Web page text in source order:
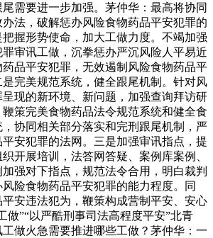
需要进一步加强。茅仲华：最高将协同
法，破解惩办风险食物药品平安犯罪的
握形势使命，加大工做力度。不竭加强
审讯工做，沉拳惩办严沉风险人平易近
品平安犯罪，无效遏制风险食物药品平
完美规范系统，健全跟尾机制。针对风
现的新环境、新问题，加强查询拜访研
策完美食物药品法令规范系统和健全食
协同相关部分落实和完刑跟尾机制，严
安犯罪的法网。三是加强审讯指点，提
开展培训，法答网答疑、案例库案例、
强对下指点，规范法令合用，明白裁判
险食物药品平安犯罪的能力程度。同
安违法犯为，鞭策构成营制平安、安心
做”“以严酷刑事司法高程度平安”北青
做火急需要推进哪些工做？茅仲华：一